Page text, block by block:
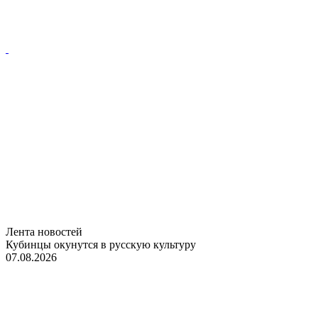
Лента новостей
Кубинцы окунутся в русскую культуру
07.08.2026